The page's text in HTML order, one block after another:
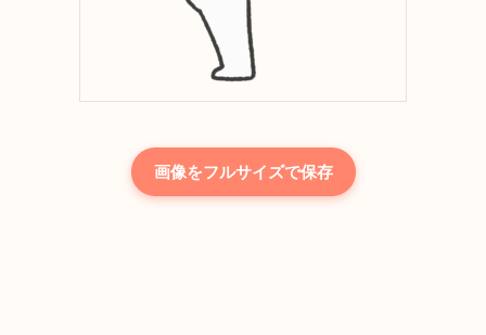
画像をフルサイズで保存